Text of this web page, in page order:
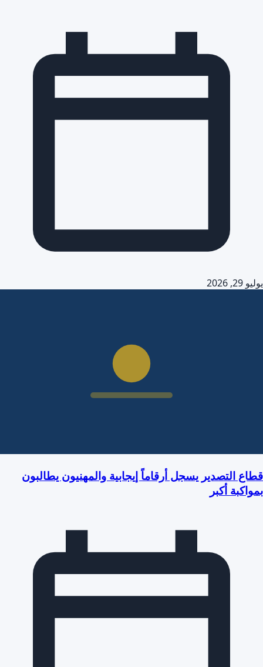
يوليو 29, 2026
قطاع التصدير يسجل أرقاماً إيجابية والمهنيون يطالبون
بمواكبة أكبر